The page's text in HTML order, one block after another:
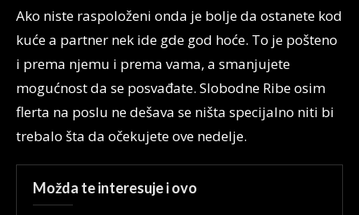
Ako niste raspoloženi onda je bolje da ostanete kod
kuće a partner nek ide gde god hoće. To je pošteno
i prema njemu i prema vama, a smanjujete
mogućnost da se posvađate. Slobodne Ribe osim
flerta na poslu ne dešava se ništa specijalno niti bi
trebalo šta da očekujete ove nedelje.
Možda te interesuje i ovo